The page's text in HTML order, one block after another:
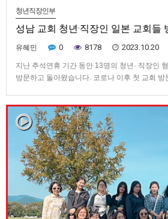
청년직장인부
성남 교회 청년·직장인 일본 교회들
유혜민 0 8178 2023.10.20
지난 추석연휴 기간 동안 13명의 청년· 직장인
방문하고 돌아왔습니다. 코로나 이후 첫 교회 방
습니다. 일본 교회들을 방문하는 우리의 주된